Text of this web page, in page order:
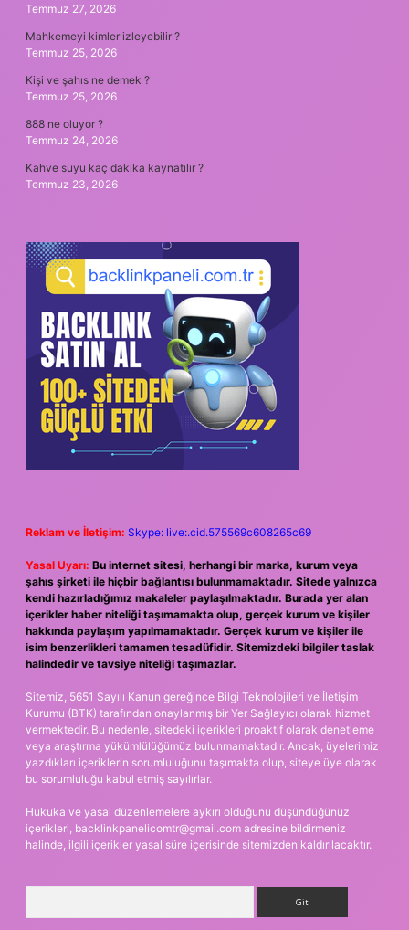
Temmuz 27, 2026
Mahkemeyi kimler izleyebilir ?
Temmuz 25, 2026
Kişi ve şahıs ne demek ?
Temmuz 25, 2026
888 ne oluyor ?
Temmuz 24, 2026
Kahve suyu kaç dakika kaynatılır ?
Temmuz 23, 2026
Reklam ve İletişim: Skype: live:.cid.575569c608265c69
Yasal Uyarı: Bu internet sitesi, herhangi bir marka, kurum veya
şahıs şirketi ile hiçbir bağlantısı bulunmamaktadır. Sitede yalnızca
kendi hazırladığımız makaleler paylaşılmaktadır. Burada yer alan
içerikler haber niteliği taşımamakta olup, gerçek kurum ve kişiler
hakkında paylaşım yapılmamaktadır. Gerçek kurum ve kişiler ile
isim benzerlikleri tamamen tesadüfidir. Sitemizdeki bilgiler taslak
halindedir ve tavsiye niteliği taşımazlar.
Sitemiz, 5651 Sayılı Kanun gereğince Bilgi Teknolojileri ve İletişim
Kurumu (BTK) tarafından onaylanmış bir Yer Sağlayıcı olarak hizmet
vermektedir. Bu nedenle, sitedeki içerikleri proaktif olarak denetleme
veya araştırma yükümlülüğümüz bulunmamaktadır. Ancak, üyelerimiz
yazdıkları içeriklerin sorumluluğunu taşımakta olup, siteye üye olarak
bu sorumluluğu kabul etmiş sayılırlar.
Hukuka ve yasal düzenlemelere aykırı olduğunu düşündüğünüz
içerikleri, backlinkpanelicomtr@gmail.com adresine bildirmeniz
halinde, ilgili içerikler yasal süre içerisinde sitemizden kaldırılacaktır.